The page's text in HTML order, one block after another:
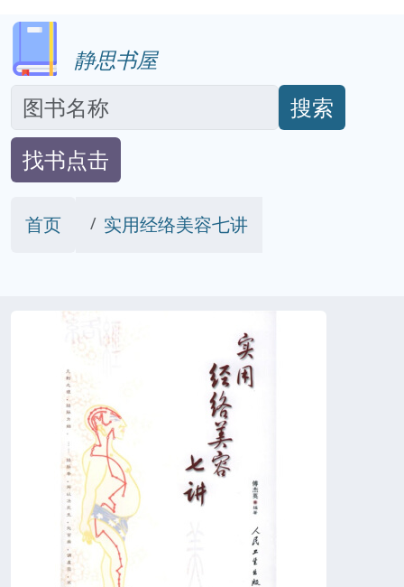
静思书屋
搜索
找书点击
首页 实用经络美容七讲